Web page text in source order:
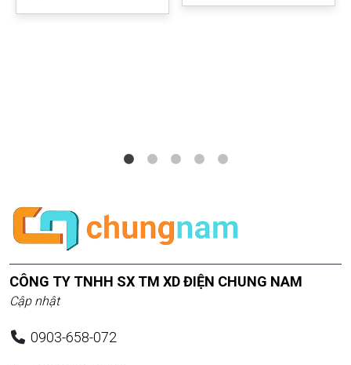
CÔNG TY TNHH SX TM XD ĐIỆN CHUNG NAM
Cập nhật
0903-658-072